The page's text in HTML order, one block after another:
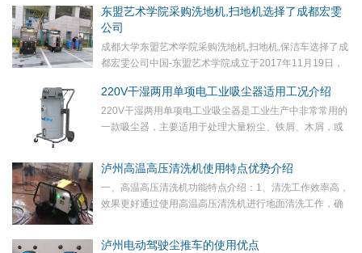
车、纯电动小型高压清洗车；按照出水温度分为冷水小
型...
东盟艺术学院采购洗地机,扫地机选择了成都宏雯
公司
成都大学东盟艺术学院采购洗地机,扫地机,保洁车选择了成
都宏雯公司中国-东盟艺术学院成立于2017年11月19日，
入国家“一带一路”建设，加快建设西部文...
220V干湿两用单项电工业吸尘器适用工况介绍
220V干湿两用单项电工业吸尘器是工业生产中非常常用的
一款吸尘器，主要适用于处理大量粉尘、铁屑、木屑，或
泸州高温高压清洗机使用特点优势介绍
一、高温高压清洗机功能特点介绍：1、清洗工作效率高，
效果更好通过使用高温高压清洗机进行地面清洗工作，确
泸州电动驾驶尘推车的使用优点